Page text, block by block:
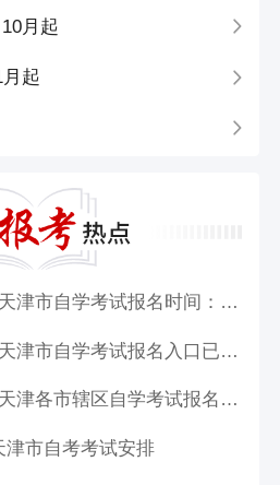
月起
起
2026年10月天津市自学考试报名时间：5...
2026年10月天津市自学考试报名入口已开...
2026年10月天津各市辖区自学考试报名时...
津市自考考试安排